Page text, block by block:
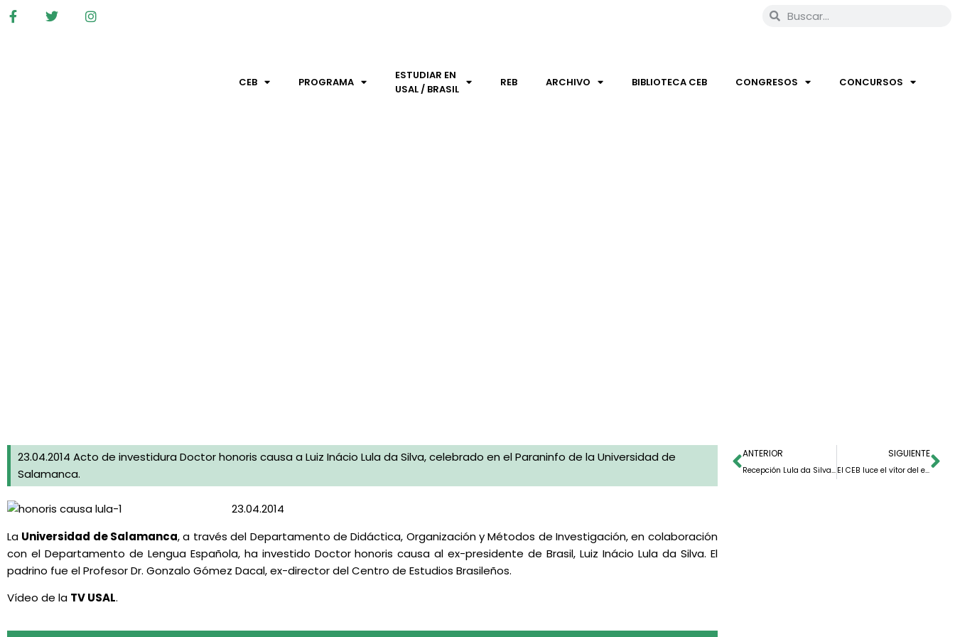
CEB PROGRAMA
ESTUDIAR EN
USAL / BRASIL
REB ARCHIVO BIBLIOTECA CEB CONGRESOS CONCURSOS
23.04.2014 Acto de investidura Doctor honoris causa a Luiz Inácio Lula da Silva, celebrado en el Paraninfo de la Universidad de
Salamanca.
23.04.2014
La Universidad de Salamanca, a través del Departamento de Didáctica, Organización y Métodos de Investigación, en colaboración
con el Departamento de Lengua Española, ha investido Doctor honoris causa al ex-presidente de Brasil, Luiz Inácio Lula da Silva. El
padrino fue el Profesor Dr. Gonzalo Gómez Dacal, ex-director del Centro de Estudios Brasileños.
Vídeo de la TV USAL.
ANTERIOR
Recepción Lula da Silva en el Centro de Estudios Brasileños
SIGUIENTE
El CEB luce el vítor del ex-presidente Lula da Silva